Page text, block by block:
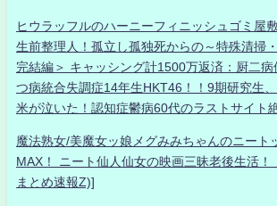
ヒウラッフルのハーニーフィニッシュゴミ屋
生前整理人！孤立し孤独死からの～特殊清掃
完結編＞ キャッシング計1500万返済：厨二病
つ病統合失調症14年生HKT46！！9期研究生
米が泣いた！認知症鬱病60代のラストサイト
魔法熟女/美魔女ッ娘メグみみちゃんのニート
MAX！ ニート仙人仙女の映画三昧老後生活！
まとめ速報Z)]